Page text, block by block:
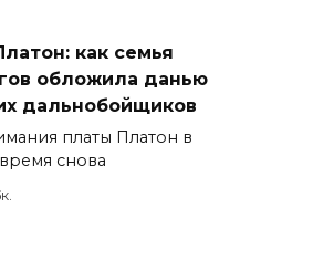
как семья
обложила данью
дальнобойщиков
платы Платон в
снова